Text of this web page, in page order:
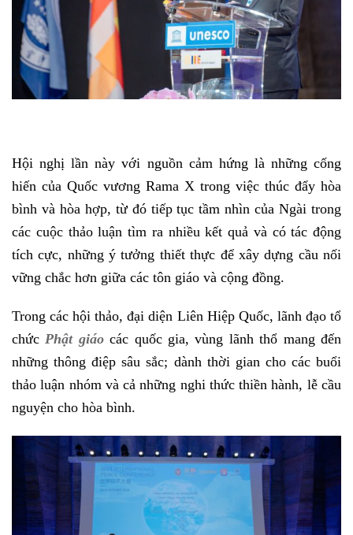
Hội nghị lần này với nguồn cảm hứng là những cống
hiến của Quốc vương Rama X trong việc thúc đẩy hòa
bình và hòa hợp, từ đó tiếp tục tầm nhìn của Ngài trong
các cuộc thảo luận tìm ra nhiều kết quả và có tác động
tích cực, những ý tưởng thiết thực để xây dựng cầu nối
vững chắc hơn giữa các tôn giáo và cộng đồng.
Trong các hội thảo, đại diện Liên Hiệp Quốc, lãnh đạo tổ
chứcPhật giáocác quốc gia, vùng lãnh thổ mang đến
những thông điệp sâu sắc; dành thời gian cho các buổi
thảo luận nhóm và cả những nghi thức thiền hành, lễ cầu
nguyện cho hòa bình.